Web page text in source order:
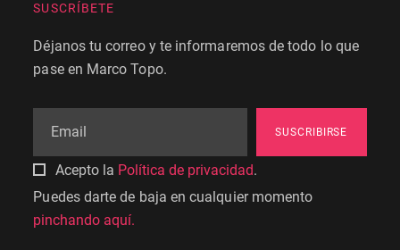
SUSCRÍBETE
Déjanos tu correo y te informaremos de todo lo que
pase en Marco Topo.
SUSCRIBIRSE
Acepto la Política de privacidad.
Puedes darte de baja en cualquier momento
pinchando aquí.